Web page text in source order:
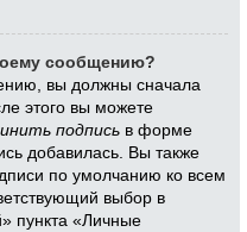
сообщению?
вы должны сначала
этого вы можете
подпись в форме
добавилась. Вы также
по умолчанию ко всем
выбор в
пункта «Личные